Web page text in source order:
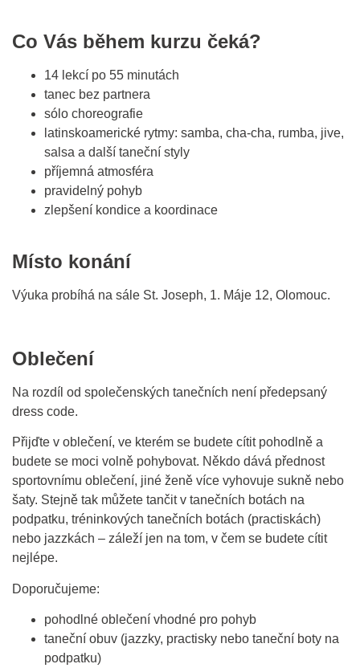
Co Vás během kurzu čeká?
14 lekcí po 55 minutách
tanec bez partnera
sólo choreografie
latinskoamerické rytmy: samba, cha-cha, rumba, jive,
salsa a další taneční styly
příjemná atmosféra
pravidelný pohyb
zlepšení kondice a koordinace
Místo konání
Výuka probíhá na sále St. Joseph, 1. Máje 12, Olomouc.
Oblečení
Na rozdíl od společenských tanečních není předepsaný
dress code.
Přijďte v oblečení, ve kterém se budete cítit pohodlně a
budete se moci volně pohybovat. Někdo dává přednost
sportovnímu oblečení, jiné ženě více vyhovuje sukně nebo
šaty. Stejně tak můžete tančit v tanečních botách na
podpatku, tréninkových tanečních botách (practiskách)
nebo jazzkách – záleží jen na tom, v čem se budete cítit
nejlépe.
Doporučujeme:
pohodlné oblečení vhodné pro pohyb
taneční obuv (jazzky, practisky nebo taneční boty na
podpatku)